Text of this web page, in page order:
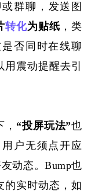
群聊，发送图
转化为贴纸 ，类
否同时在线聊
震动提醒去引
“投屏玩法”也
户无须点开应
动态。Bump也
的实时动态，如